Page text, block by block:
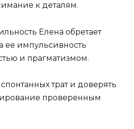
к деталям.
Елена обретает
ее импульсивность
и прагматизмом.
трат и доверять
проверенным